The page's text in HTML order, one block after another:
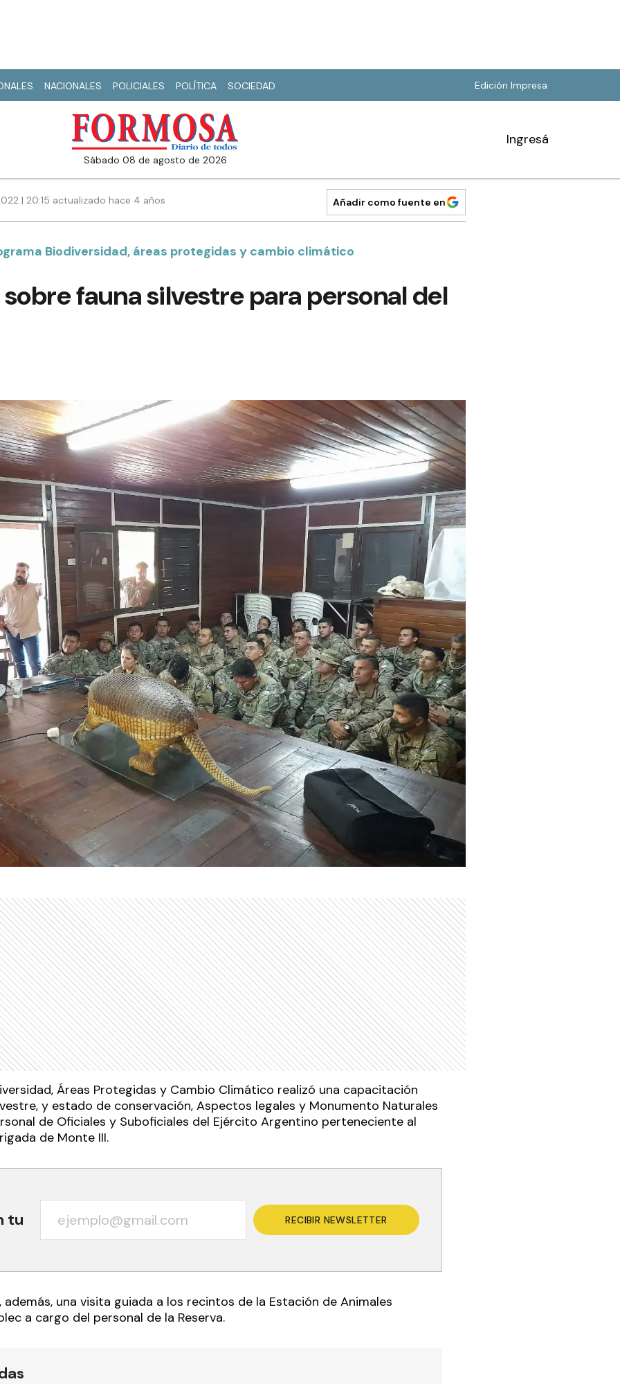
NACIONALES POLICIALES POLÍTICA SOCIEDAD Edición Impresa
sábado 08 de agosto de 2026
Ingresá
| 20:15 actualizado hace 4 años Añadir como fuente en
Biodiversidad, áreas protegidas y cambio climático
fauna silvestre para personal del
Áreas Protegidas y Cambio Climático realizó una capacitación
y estado de conservación, Aspectos legales y Monumento Naturales
de Oficiales y Suboficiales del Ejército Argentino perteneciente al
de Monte III.
tu RECIBIR NEWSLETTER
además, una visita guiada a los recintos de la Estación de Animales
a cargo del personal de la Reserva.